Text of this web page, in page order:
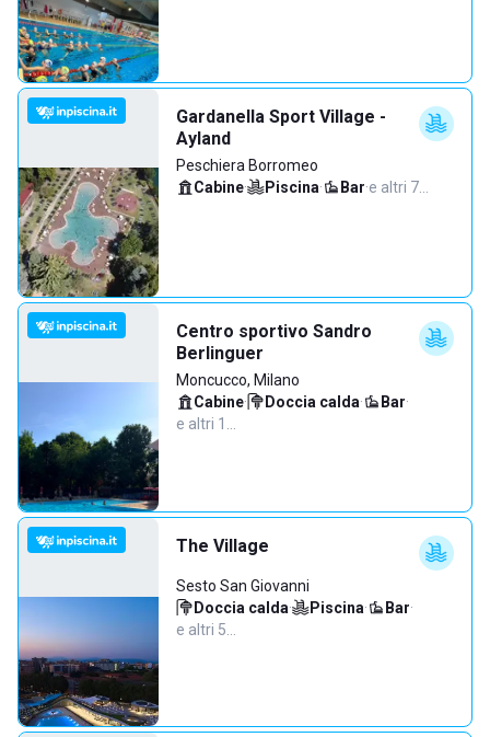
Gardanella Sport Village -
Ayland
Peschiera Borromeo
Cabine· Piscina· Bar·e altri 7…
Centro sportivo Sandro
Berlinguer
Moncucco, Milano
Cabine· Doccia calda· Bar·
e altri 1…
The Village
Sesto San Giovanni
Doccia calda· Piscina· Bar·
e altri 5…